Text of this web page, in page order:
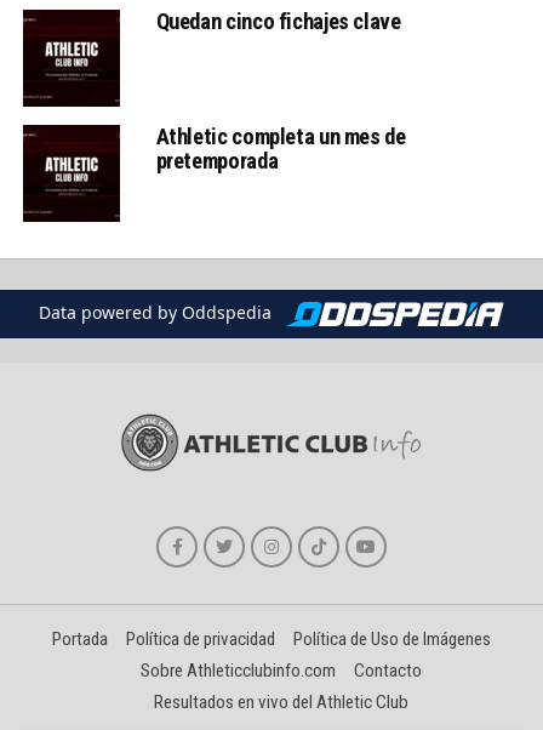
Quedan cinco fichajes clave
Athletic completa un mes de
pretemporada
Data powered by Oddspedia
Portada Política de privacidad
Política de Uso de Imágenes
Sobre Athleticclubinfo.com
Contacto
Resultados en vivo del Athletic Club